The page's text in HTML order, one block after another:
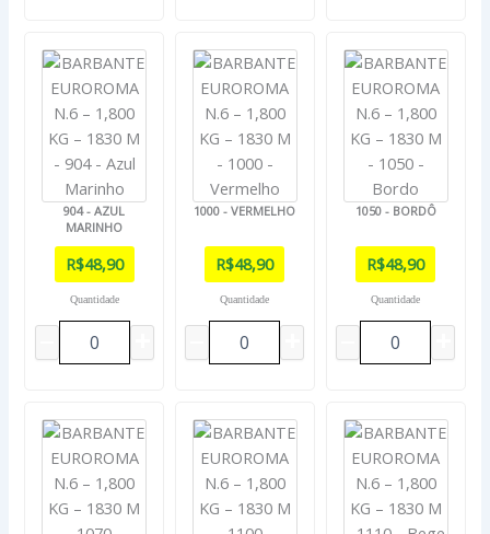
904 - AZUL
MARINHO
R$48,90
Quantidade
1000 - VERMELHO
R$48,90
Quantidade
1050 - BORDÔ
R$48,90
Quantidade